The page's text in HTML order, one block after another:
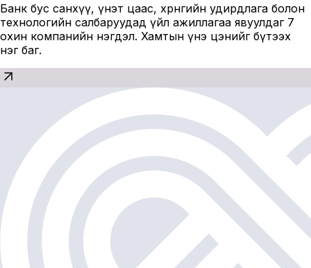
Банк бус санхүү, үнэт цаас, хөрөнгийн удирдлага болон
технологийн салбаруудад үйл ажиллагаа явуулдаг 7
охин компанийн нэгдэл. Хамтын үнэ цэнийг бүтээх
нэг баг.